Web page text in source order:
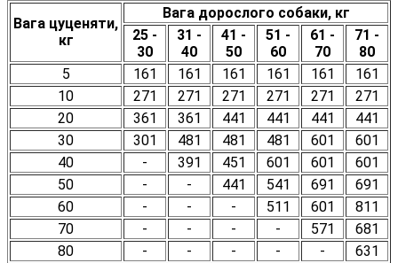
Вага цуценяти,
кг
Вага дорослого собаки, кг
25 -
30
31 -
40
41 -
50
51 -
60
61 -
70
71 -
80
5
161 161 161 161 161
161
10
271 271 271 271 271
271
20
361 361 441 441 441
441
30
301 481 481 481 601
601
40
- 391 451 601 601
601
50
- - 441 541 691
691
60
- - - 511 601
811
70
- - - - 571
681
80
- - - - -
631